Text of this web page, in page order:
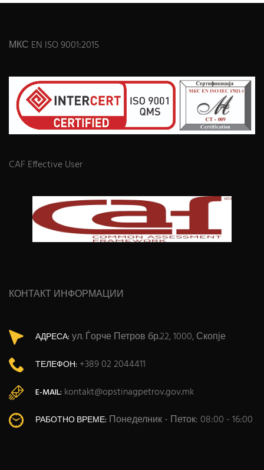
МКС EN ISO 9001:2015
CAF Effective User
КОНТАКТ ИНФОРМАЦИИ
АДРЕСА: ул. Ѓорче Петров бр.22, 1000, Скопје
ТЕЛЕФОН: +389 02 2044411
E-MAIL: kontakt@opstinagpetrov.gov.mk
РАБОТНО ВРЕМЕ: Понеделник - Петок: 08:00 - 16:00